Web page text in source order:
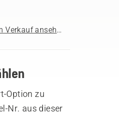
Alle Aufsitzfrontmäher zum Verkauf ansehen
Option zu
Nr. aus dieser